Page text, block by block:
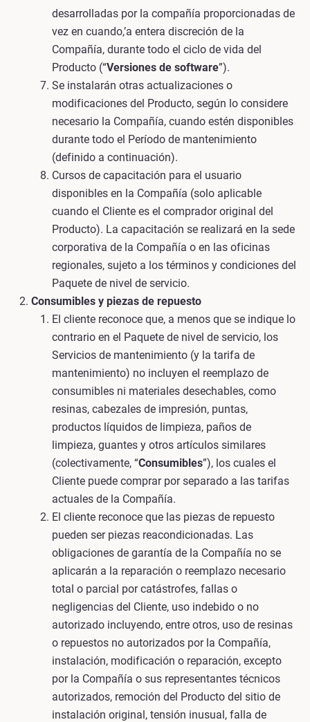
desarrolladas por la compañía proporcionadas de
vez en cuando,’a entera discreción de la
Compañía, durante todo el ciclo de vida del
Producto (“Versiones de software”).
Se instalarán otras actualizaciones o
modificaciones del Producto, según lo considere
necesario la Compañía, cuando estén disponibles
durante todo el Período de mantenimiento
(definido a continuación).
Cursos de capacitación para el usuario
disponibles en la Compañía (solo aplicable
cuando el Cliente es el comprador original del
Producto). La capacitación se realizará en la sede
corporativa de la Compañía o en las oficinas
regionales, sujeto a los términos y condiciones del
Paquete de nivel de servicio.
Consumibles y piezas de repuesto
El cliente reconoce que, a menos que se indique lo
contrario en el Paquete de nivel de servicio, los
Servicios de mantenimiento (y la tarifa de
mantenimiento) no incluyen el reemplazo de
consumibles ni materiales desechables, como
resinas, cabezales de impresión, puntas,
productos líquidos de limpieza, paños de
limpieza, guantes y otros artículos similares
(colectivamente, “Consumibles”), los cuales el
Cliente puede comprar por separado a las tarifas
actuales de la Compañía.
El cliente reconoce que las piezas de repuesto
pueden ser piezas reacondicionadas. Las
obligaciones de garantía de la Compañía no se
aplicarán a la reparación o reemplazo necesario
total o parcial por catástrofes, fallas o
negligencias del Cliente, uso indebido o no
autorizado incluyendo, entre otros, uso de resinas
o repuestos no autorizados por la Compañía,
instalación, modificación o reparación, excepto
por la Compañía o sus representantes técnicos
autorizados, remoción del Producto del sitio de
instalación original, tensión inusual, falla de